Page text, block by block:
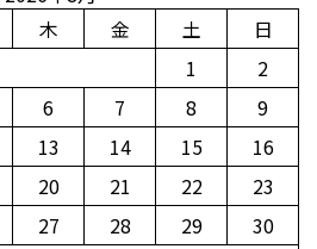
木 金 土
日
1
2
6 7 8
9
13 14 15
16
20 21 22
23
27 28 29
30